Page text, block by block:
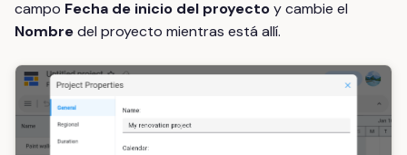
campo Fecha de inicio del proyectoy cambie el
Nombredel proyecto mientras está allí.